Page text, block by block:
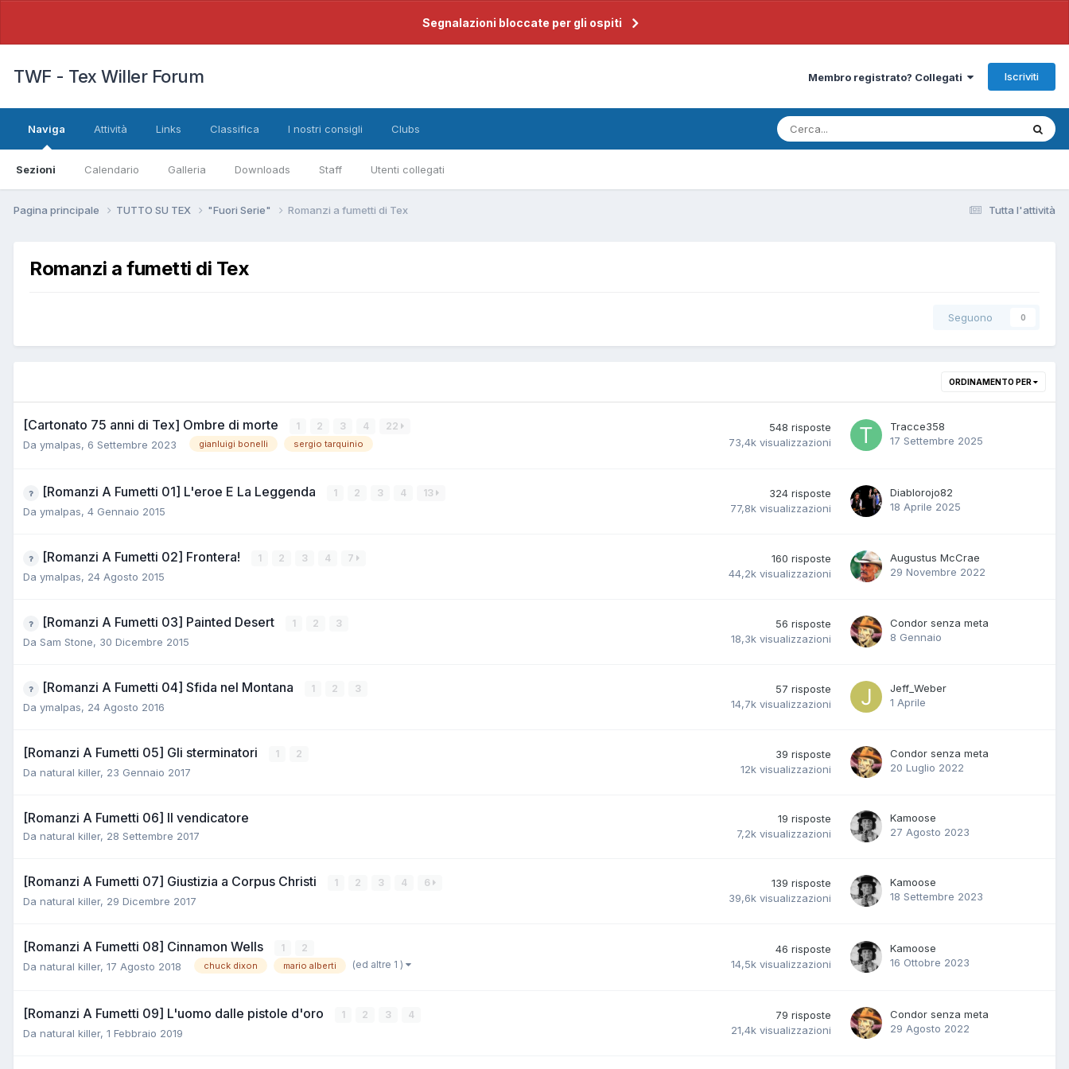
Segnalazioni bloccate per gli ospiti
TWF - Tex Willer Forum Membro registrato? Collegati Iscriviti
Naviga
Sezioni Calendario Galleria Downloads Staff Utenti collegati
Attività Links Classifica I nostri consigli Clubs
Tutta l'attività
Pagina principale TUTTO SU TEX "Fuori Serie" Romanzi a fumetti di Tex
Romanzi a fumetti di Tex
Seguono 0
ORDINAMENTO PER
[Cartonato 75 anni di Tex] Ombre di morte 1 2 3 4 22
Da ymalpas, 6 Settembre 2023 gianluigi bonelli sergio tarquinio
548 risposte
73,4k visualizzazioni
Tracce358
17 Settembre 2025
[Romanzi A Fumetti 01] L'eroe E La Leggenda 1 2 3 4 13
Da ymalpas, 4 Gennaio 2015
324 risposte
77,8k visualizzazioni
Diablorojo82
18 Aprile 2025
[Romanzi A Fumetti 02] Frontera! 1 2 3 4 7
Da ymalpas, 24 Agosto 2015
160 risposte
44,2k visualizzazioni
Augustus McCrae
29 Novembre 2022
[Romanzi A Fumetti 03] Painted Desert 1 2 3
Da Sam Stone, 30 Dicembre 2015
56 risposte
18,3k visualizzazioni
Condor senza meta
8 Gennaio
[Romanzi A Fumetti 04] Sfida nel Montana 1 2 3
Da ymalpas, 24 Agosto 2016
57 risposte
14,7k visualizzazioni
Jeff_Weber
1 Aprile
[Romanzi A Fumetti 05] Gli sterminatori 1 2
Da natural killer, 23 Gennaio 2017
39 risposte
12k visualizzazioni
Condor senza meta
20 Luglio 2022
[Romanzi A Fumetti 06] Il vendicatore
Da natural killer, 28 Settembre 2017
19 risposte
7,2k visualizzazioni
Kamoose
27 Agosto 2023
[Romanzi A Fumetti 07] Giustizia a Corpus Christi 1 2 3 4 6
Da natural killer, 29 Dicembre 2017
139 risposte
39,6k visualizzazioni
Kamoose
18 Settembre 2023
[Romanzi A Fumetti 08] Cinnamon Wells 1 2
Da natural killer, 17 Agosto 2018 chuck dixon mario alberti (ed altre 1 )
46 risposte
14,5k visualizzazioni
Kamoose
16 Ottobre 2023
[Romanzi A Fumetti 09] L'uomo dalle pistole d'oro 1 2 3 4
Da natural killer, 1 Febbraio 2019
79 risposte
21,4k visualizzazioni
Condor senza meta
29 Agosto 2022